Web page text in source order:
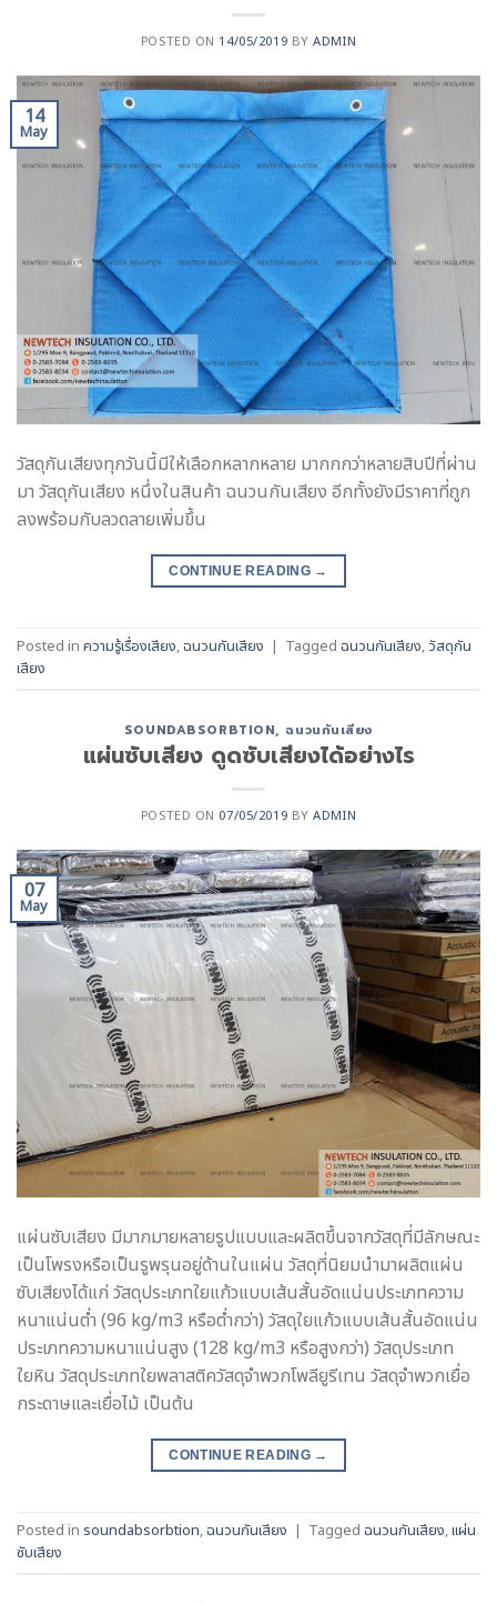
POSTED ON 14/05/2019 BYADMIN
14
May
วัสดุกันเสียงทุกวันนี้มีให้เลือกหลากหลาย มากกกว่าหลายสิบปีที่ผ่าน
มา วัสดุกันเสียง หนึ่งในสินค้า ฉนวนกันเสียง อีกทั้งยังมีราคาที่ถูก
ลงพร้อมกับลวดลายเพิ่มขึ้น
CONTINUE READING →
Posted in ความรู้เรื่องเสียง,ฉนวนกันเสียง | Tagged ฉนวนกันเสียง, วัสดุกัน
เสียง
SOUNDABSORBTION, ฉนวนกันเสียง
แผ่นซับเสียง ดูดซับเสียงได้อย่างไร
POSTED ON 07/05/2019 BYADMIN
07
May
แผ่นซับเสียง มีมากมายหลายรูปแบบและผลิตขึ้นจากวัสดุที่มีลักษณะ
เป็นโพรงหรือเป็นรูพรุนอยู่ด้านในแผ่น วัสดุที่นิยมนำมาผลิตแผ่น
ซับเสียงได้แก่ วัสดุประเภทใยแก้วแบบเส้นสั้นอัดแน่นประเภทความ
หนาแน่นต่ำ (96 kg/m3 หรือต่ำกว่า) วัสดุใยแก้วแบบเส้นสั้นอัดแน่น
ประเภทความหนาแน่นสูง (128 kg/m3 หรือสูงกว่า) วัสดุประเภท
ใยหิน วัสดุประเภทใยพลาสติควัสดุจำพวกโพลียูรีเทน วัสดุจำพวกเยื่อ
กระดาษและเยื่อไม้ เป็นต้น
CONTINUE READING →
Posted in soundabsorbtion,ฉนวนกันเสียง | Tagged ฉนวนกันเสียง,แผ่น
ซับเสียง